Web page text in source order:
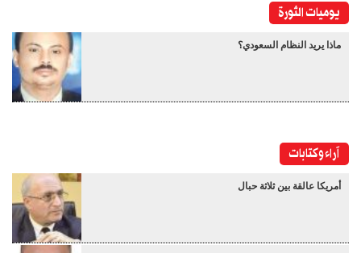
يوميات الثورة
ماذا يريد النظام السعودي؟
آراء وكتابات
أمريكا عالقة بين ثلاثة حبال